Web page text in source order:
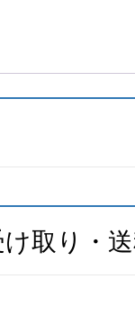
取り・